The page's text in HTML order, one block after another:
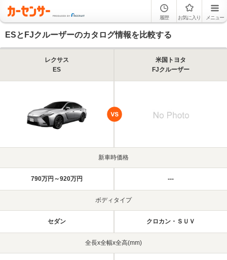
履歴 お気に入り メニュー
ESとFJクルーザーのカタログ情報を比較する
レクサス
ES
米国トヨタ
FJクルーザー
新車時価格
790万円～920万円 ---
ボディタイプ
セダン クロカン・ＳＵＶ
全長x全幅x全高(mm)